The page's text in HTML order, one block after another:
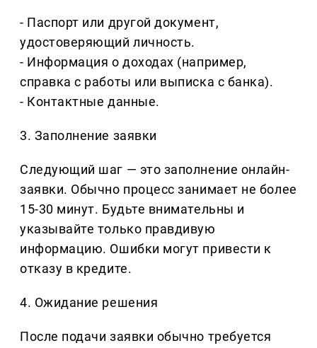
- Паспорт или другой документ,
удостоверяющий личность.
- Информация о доходах (например,
справка с работы или выписка с банка).
- Контактные данные.
3. Заполнение заявки
Следующий шаг — это заполнение онлайн-
заявки. Обычно процесс занимает не более
15-30 минут. Будьте внимательны и
указывайте только правдивую
информацию. Ошибки могут привести к
отказу в кредите.
4. Ожидание решения
После подачи заявки обычно требуется